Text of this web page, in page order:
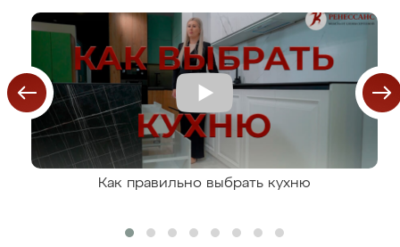
Как правильно выбрать кухню